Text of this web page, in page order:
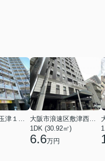
大阪市東成区玉津１丁目
大阪市浪速区敷津西１丁目
1DK (30.92㎡)
6.6万円